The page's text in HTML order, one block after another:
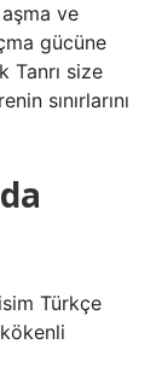
aşma ve
gücüne
Tanrı size
sınırlarını
Türkçe